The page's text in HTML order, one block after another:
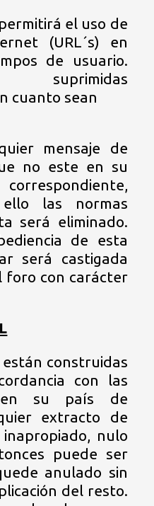
el uso de
(URL´s) en
de usuario.
cuanto sean
mensaje de
no este en su
las normas
será eliminado.
de esta
será castigada
foro con carácter
construidas
con las
en su país de
extracto de
nulo
puede ser
anulado sin
del resto.